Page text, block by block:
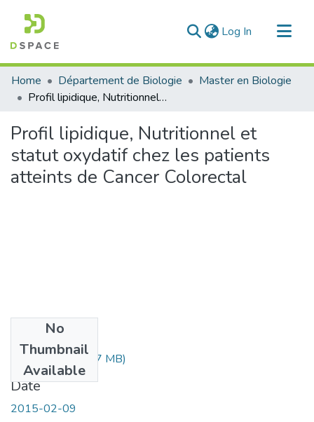
Log In (current)
Communities & Collections
All of DSpace
Home Département de Biologie
Master en Biologie
Profil lipidique, Nutritionnel et statut oxydatif chez les patients atteints de Cancer Colorectal
Profil lipidique, Nutritionnel et
statut oxydatif chez les patients
atteints de Cancer Colorectal
No
Thumbnail
Available
RAHOUI.pdf(8.97 MB)
Date
2015-02-09